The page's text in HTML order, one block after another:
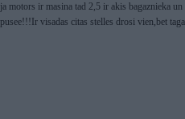
ja motors ir masina tad 2,5 ir akis bagaznieka
pusee!!!Ir visadas citas stelles drosi vien,bet